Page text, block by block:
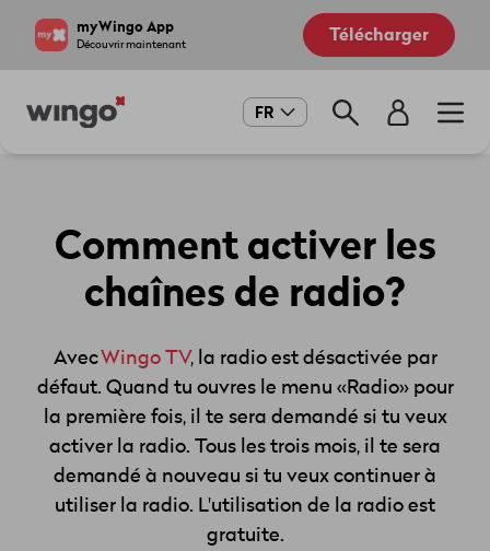
myWingo App
Découvrir maintenant Télécharger
Main
FR
Comment activer les
chaînes de radio?
AvecWingo TV, la radio est désactivée par
défaut. Quand tu ouvres le menu «Radio» pour
la première fois, il te sera demandé si tu veux
activer la radio. Tous les trois mois, il te sera
demandé à nouveau si tu veux continuer à
utiliser la radio. L'utilisation de la radio est
gratuite.